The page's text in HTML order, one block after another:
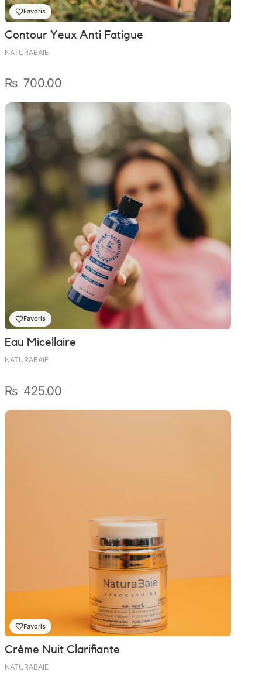
Contour Yeux Anti Fatigue
NATURABAIE
₨ 700.00
Favoris
Eau Micellaire
NATURABAIE
₨ 425.00
Favoris
Crème Nuit Clarifiante
NATURABAIE
Favoris